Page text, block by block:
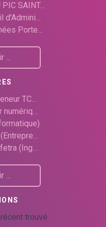
PIC SAINT…
d'Admini…
Porte…
...
TC…
numériq…
(Ing…
...
trouvé